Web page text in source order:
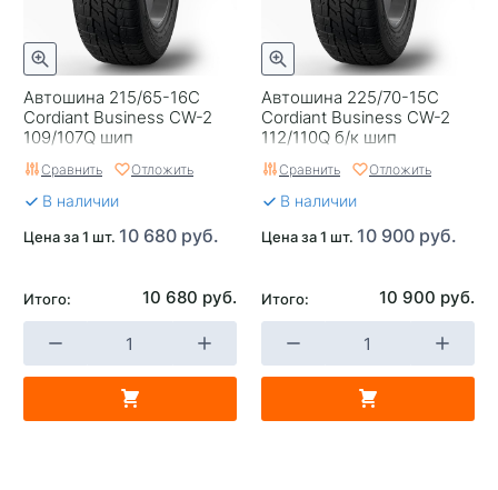
Автошина 215/65-16C
Cordiant Business CW-2
109/107Q шип
Сравнить Отложить
В наличии
Цена за 1 шт. 10 680 руб.
Итого: 10 680 руб.
Автошина 225/70-15C
Cordiant Business CW-2
112/110Q б/к шип
Сравнить Отложить
В наличии
Цена за 1 шт. 10 900 руб.
Итого: 10 900 руб.